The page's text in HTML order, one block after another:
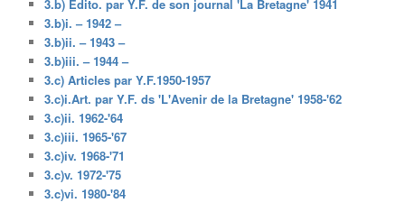
3.b) Edito. par Y.F. de son journal 'La Bretagne' 1941
3.b)i. – 1942 –
3.b)ii. – 1943 –
3.b)iii. – 1944 –
3.c) Articles par Y.F.1950-1957
3.c)i.Art. par Y.F. ds 'L'Avenir de la Bretagne' 1958-'62
3.c)ii. 1962-'64
3.c)iii. 1965-'67
3.c)iv. 1968-'71
3.c)v. 1972-'75
3.c)vi. 1980-'84